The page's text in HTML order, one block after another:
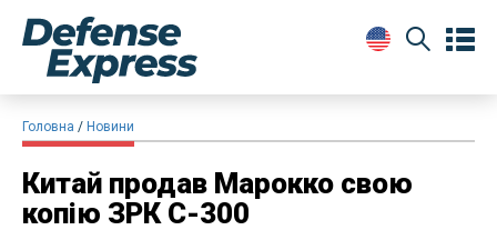
Головна Новини
Китай продав Марокко свою
копію ЗРК С-300